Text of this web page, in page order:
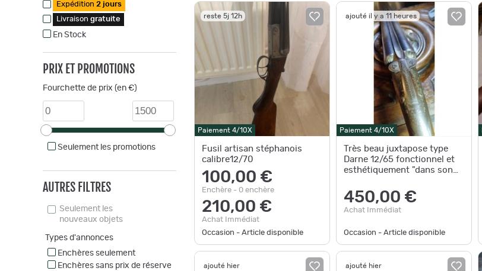
Expédition 2 jours
Livraison gratuite
En Stock
PRIX ET PROMOTIONS
Fourchette de prix (en €)
Seulement les promotions
AUTRES FILTRES
Seulement les
nouveaux objets
Types d'annonces
Enchères seulement
Enchères sans prix de réserve
reste 5j 12h
Paiement 4/10X
Fusil artisan stéphanois
calibre12/70
100,00 €
Enchère - 0 enchère
210,00 €
Achat Immédiat
Occasion - Article disponible
ajouté il y a 11 heures
Paiement 4/10X
Très beau juxtapose type
Darne 12/65 fonctionnel et
esthétiquement "dans son
450,00 €
Achat Immédiat
Occasion - Article disponible
ajouté hier ajouté hier